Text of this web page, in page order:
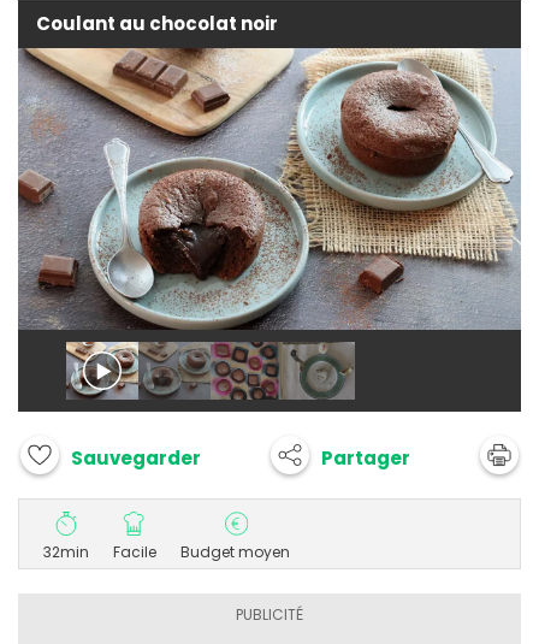
Coulant au chocolat noir
Sauvegarder Partager
32min Facile Budget moyen